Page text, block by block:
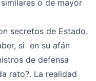
o de mayor
secretos de Estado.
si en su afán
de defensa
rato?. La realidad